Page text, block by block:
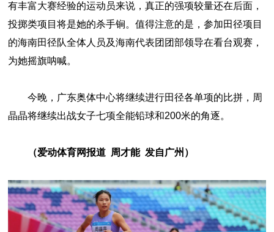
有丰富大赛经验的运动员来说，真正的强项较量还在后面，
投掷类项目将是她的杀手锏。值得注意的是，参加田径项目
的海南田径队全体人员及海南代表团团部领导在看台观赛，
为她摇旗呐喊。
今晚，广东奥体中心将继续进行田径各单项的比拼，周
晶晶将继续出战女子七项全能铅球和200米的角逐。
（爱动体育网报道 周才能 发自广州）